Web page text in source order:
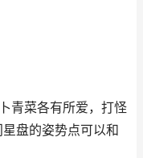
菜各有所爱，打怪
盘的姿势点可以和